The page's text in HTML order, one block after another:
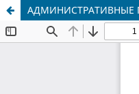
АДМИНИСТРАТИВНЫЕ